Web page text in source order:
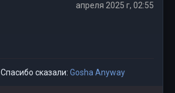
апреля 2025 г, 02:55
Спасибо сказали: Gosha Anyway